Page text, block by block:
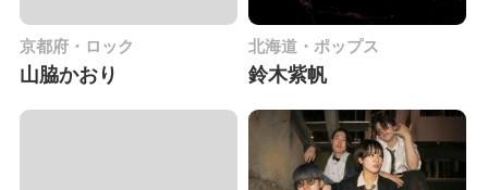
京都府・ロック
山脇かおり
北海道・ポップス
鈴木紫帆